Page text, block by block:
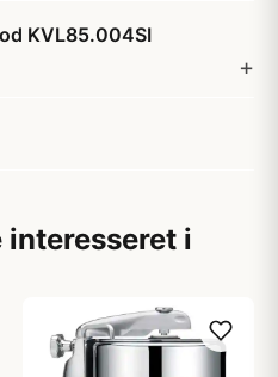
KVL85.004SI
interesseret i